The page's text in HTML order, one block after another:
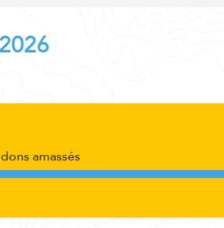
amassés